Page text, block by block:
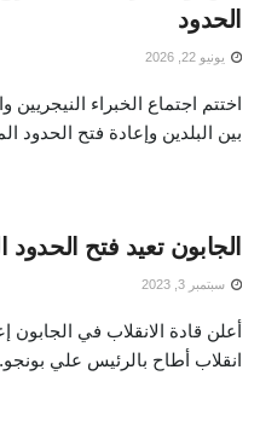
الحدود
يونيو 22, 2026
اختتم اجتماع الخبراء النيجريين
بين البلدين وإعادة فتح الحدود
الجابون تعيد فتح الحدود
سبتمبر 3, 2023
أعلن قادة الانقلاب في الجابون
انقلاب أطاح بالرئيس علي